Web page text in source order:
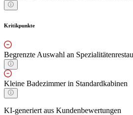
Kritikpunkte
Begrenzte Auswahl an
Kleine Badezimmer in Standardkabinen
KI-generiert aus Kundenbewertungen